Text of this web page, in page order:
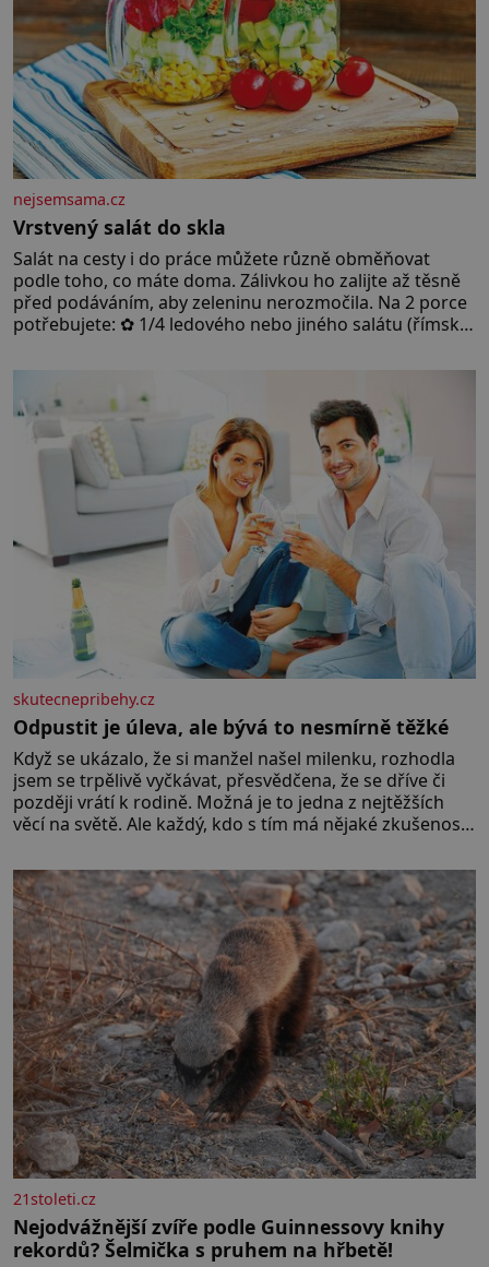
nejsemsama.cz
Vrstvený salát do skla
Salát na cesty i do práce můžete různě obměňovat
podle toho, co máte doma. Zálivkou ho zalijte až těsně
před podáváním, aby zeleninu nerozmočila. Na 2 porce
potřebujete: ✿ 1/4 ledového nebo jiného salátu (římský
okurky ✿ 2 rajčata Zálivka: ✿ 4 lžíce olivového oleje ✿ 1
lžíci citronové šťávy ✿ ½ stroužku
skutecnepribehy.cz
Odpustit je úleva, ale bývá to nesmírně těžké
Když se ukázalo, že si manžel našel milenku, rozhodla
jsem se trpělivě vyčkávat, přesvědčena, že se dříve či
později vrátí k rodině. Možná je to jedna z nejtěžších
věcí na světě. Ale každý, kdo s tím má nějaké zkušenosti,
Když se ke mně doneslo, že si manžel pořídil milenku,
21stoleti.cz
Nejodvážnější zvíře podle Guinnessovy knihy
rekordů? Šelmička s pruhem na hřbetě!